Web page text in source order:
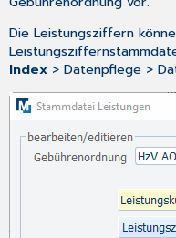
Die Leistungsziffern
Index > Datenpflege >